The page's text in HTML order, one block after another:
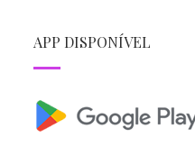
APP DISPONÍVEL